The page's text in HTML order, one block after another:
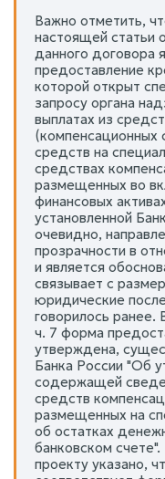
Важно отметить,
настоящей статьи
данного договора
предоставление
которой открыт
запросу органа
выплатах из
средств на
средствах
размещенных во
финансовых
установленной
очевидно,
прозрачности в
и является
связывает с
юридические
говорилось ранее.
ч. 7 форма
утверждена,
Банка России "Об
содержащей
средств
размещенных на
об остатках
банковском
проекту указано,